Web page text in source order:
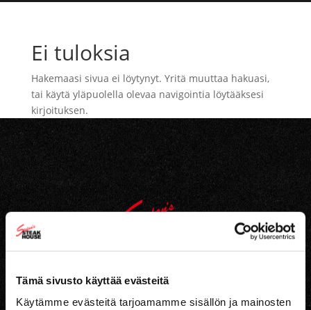
Tämä sivusto käyttää evästeitä
Käytämme evästeitä tarjoamamme sisällön ja mainosten
Ei tuloksia
Hakemaasi sivua ei löytynyt. Yritä muuttaa hakuasi,
tai käytä yläpuolella olevaa navigointia löytääksesi
kirjoituksen.